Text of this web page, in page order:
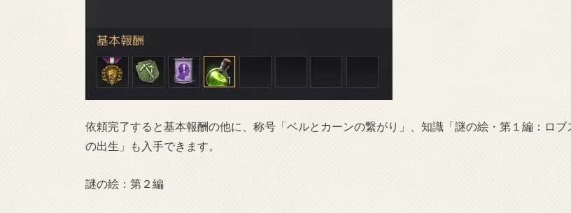
依頼完了すると基本報酬の他に、称号「ベルとカーンの繋がり」、知識「謎の絵・第１編：ロブ
の出生」も入手できます。
謎の絵：第２編